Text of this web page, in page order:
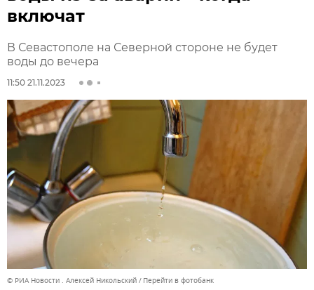
включат
В Севастополе на Северной стороне не будет
воды до вечера
11:50 21.11.2023
© РИА Новости . Алексей Никольский Перейти в фотобанк